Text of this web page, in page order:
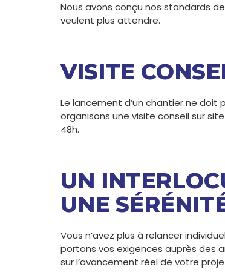
Nous avons conçu nos standards
veulent plus attendre.
VISITE
Le lancement d’un chantier ne
organisons une visite conseil sur
48h.
UN
UNE
Vous n’avez plus à relancer
portons vos exigences auprès des
sur l’avancement réel de votre